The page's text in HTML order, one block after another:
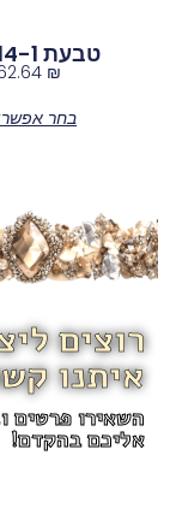
טבעת ZSI714-1
₪
בחר
רוצים
איתנו
השאירו פרטים
אליכם בהקדם!